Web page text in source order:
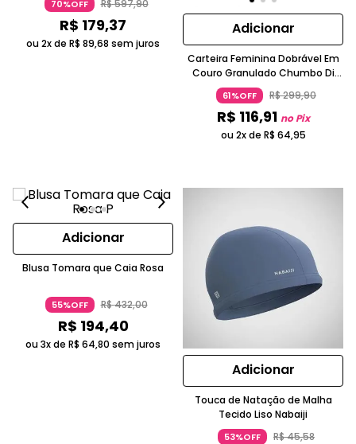
70%OFF R$597,90
R$ 179,37
ou 2x de R$ 89,68 sem juros
Adicionar
Carteira Feminina Dobrável Em
Couro Granulado Chumbo Di
Marly´s
61%OFF R$299,90
R$ 116,91 no Pix
ou 2x de R$ 64,95
Adicionar
Blusa Tomara que Caia Rosa
55%OFF R$432,00
R$ 194,40
ou 3x de R$ 64,80 sem juros
Adicionar
Touca de Natação de Malha
Tecido Liso Nabaiji
53%OFF R$45,58